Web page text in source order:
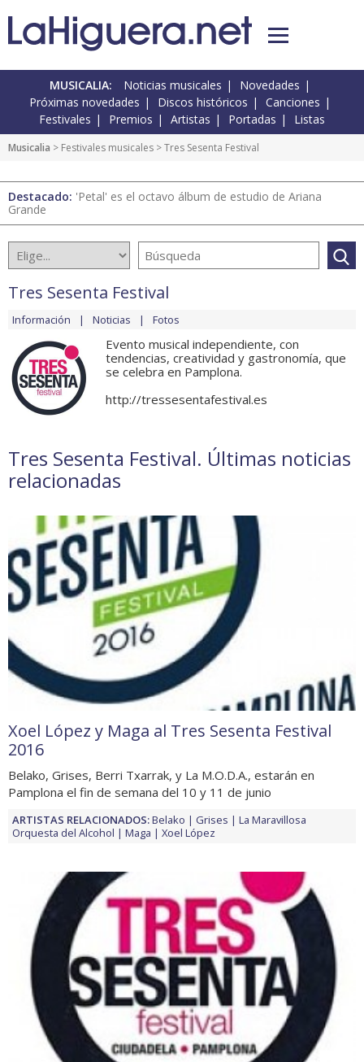
MUSICALIA: Noticias musicales
Novedades
Próximas novedades
Discos históricos
Canciones
Festivales
Premios Artistas Portadas Listas
Musicalia > Festivales musicales > Tres Sesenta Festival
Destacado: 'Petal' es el octavo álbum de estudio de Ariana
Grande
Tres Sesenta Festival
Información Noticias Fotos
Evento musical independiente, con
tendencias, creatividad y gastronomía, que
se celebra en Pamplona.
http://tressesentafestival.es
Tres Sesenta Festival. Últimas noticias
relacionadas
Xoel López y Maga al Tres Sesenta Festival
2016
Belako, Grises, Berri Txarrak, y La M.O.D.A., estarán en
Pamplona el fin de semana del 10 y 11 de junio
ARTISTAS RELACIONADOS:Belako Grises
La Maravillosa
Orquesta del Alcohol
Maga Xoel López